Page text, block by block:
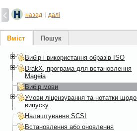
назад далі
Вміст Пошук
Вибір і використання образів ISO
DrakX, програма для встановлення
Mageia
Вибір мови
Умови ліцензування та нотатки щодо
випуску
Налаштування SCSI
Встановлення або оновлення